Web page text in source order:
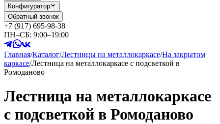
Конфигуратор
Обратный звонок
+7 (917) 695-98-38
ПН–СБ: 9:00–19:00
Главная/Каталог/Лестницы на металлокаркасе/На закрытом
каркасе/Лестница на металлокаркасе с подсветкой в
Ромоданово
Лестница на металлокаркасе
с подсветкой в Ромоданово